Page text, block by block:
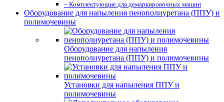
– Комплектующие для демаркировочных машин
Оборудование для напыления пенополиуретана (ППУ) и
полимочевины
Оборудование для напыления
пенополиуретана (ППУ) и полимочевины
Установки для напыления ППУ и
полимочевины